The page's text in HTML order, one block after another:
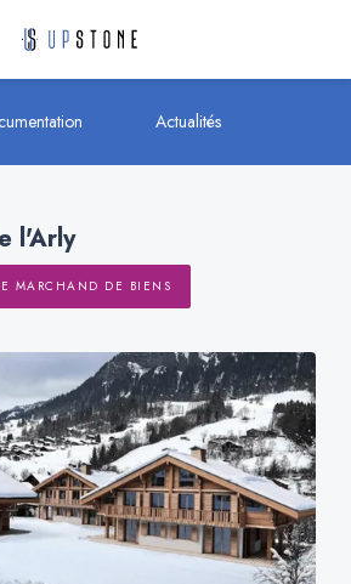
l'Arly
MARCHAND DE BIENS
Actualités